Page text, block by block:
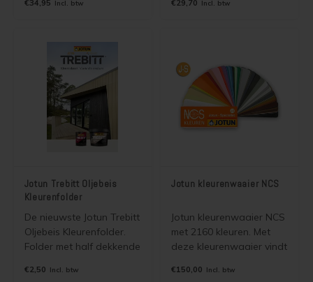
testen van kleuren.
€34,95 Incl. btw €29,70 Incl. btw
Jotun Trebitt Oljebeis
Kleurenfolder
De nieuwste Jotun Trebitt
Oljebeis Kleurenfolder.
Folder met half dekkende
Jotun Trebitt Oljebeis en
€2,50 Incl. btw
Jotun kleurenwaaier NCS
Jotun kleurenwaaier NCS
met 2160 kleuren. Met
deze kleurenwaaier vindt
schildersklus. De kleuren
€150,00 Incl. btw